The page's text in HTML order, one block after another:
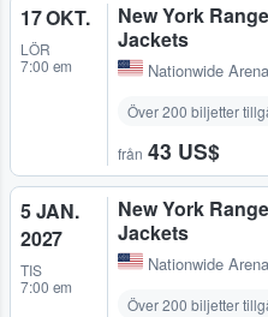
17 OKT.
LÖR
7:00 em
New York
Jackets
Nationwide Arena
Över 200 biljetter
från 43 US$
5 JAN.
2027
TIS
7:00 em
New York
Jackets
Nationwide Arena
Över 200 biljetter